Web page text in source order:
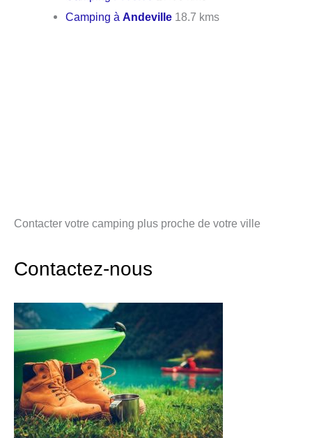
Camping àAndeville 18.7 kms
Contacter votre camping plus proche de votre ville
Contactez-nous